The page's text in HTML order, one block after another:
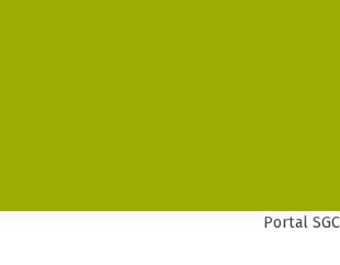
Portal SGC